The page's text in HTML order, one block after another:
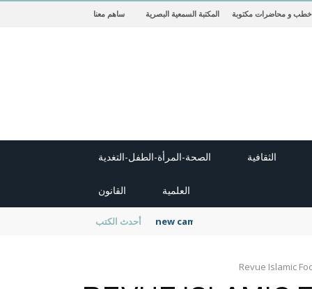
خطب و محاضرات مكتوبة المكتبة السمعية البصرية ساهم معنا
الثقافية الصحة-المرأة-الطفل-التغدية
العلمية القانون
أحدث الكتب new cambridge history of islam
Revue Islamic